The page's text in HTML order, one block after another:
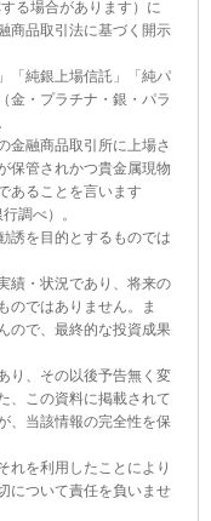
る場合があります）に
商品取引法に基づく開示
「純銀上場信託」「純パ
金・プラチナ・銀・パラ
金融商品取引所に上場さ
保管されかつ貴金属現物
あることを言います
調べ）。
誘を目的とするものでは
績・状況であり、将来の
のではありません。ま
ので、最終的な投資成果
り、その以後予告無く変
、この資料に掲載されて
、当該情報の完全性を保
れを利用したことにより
について責任を負いませ